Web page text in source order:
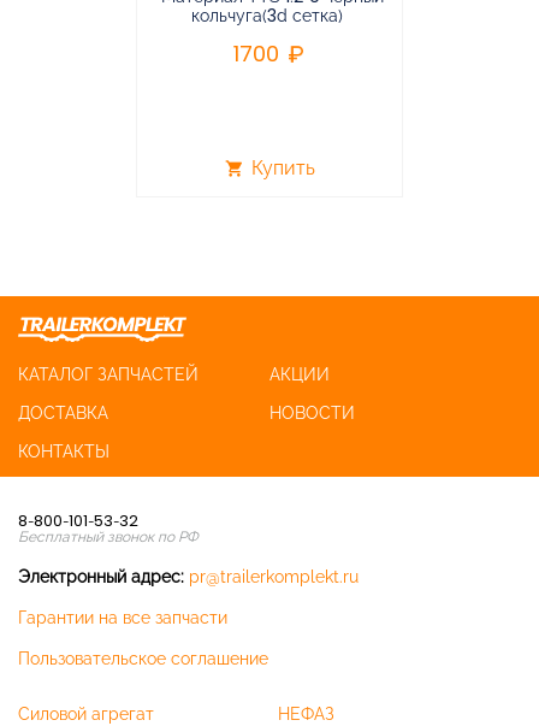
кольчуга(3d сетка)
1700
shopping_cart Купить
КАТАЛОГ ЗАПЧАСТЕЙ
АКЦИИ
ДОСТАВКА
НОВОСТИ
КОНТАКТЫ
8-800-101-53-32
Бесплатный звонок по РФ
Электронный адрес: pr@trailerkomplekt.ru
Гарантии на все запчасти
Пользовательское соглашение
Силовой агрегат НЕФАЗ